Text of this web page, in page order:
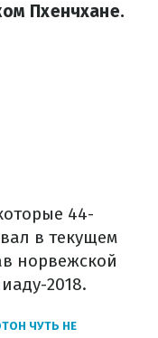
Пхенчхане.
44-
в текущем
норвежской
2018.
ЧУТЬ НЕ